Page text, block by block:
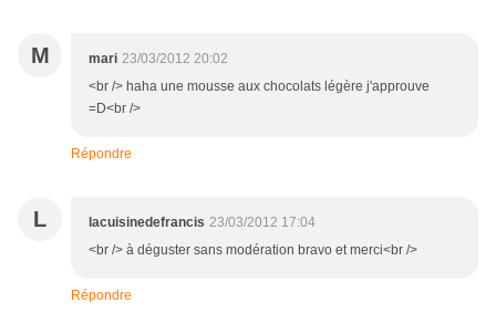
M mari 23/03/2012 20:02
<br /> haha une mousse aux chocolats légère j'approuve
=D<br />
Répondre
L lacuisinedefrancis 23/03/2012 17:04
<br /> à déguster sans modération bravo et merci<br />
Répondre